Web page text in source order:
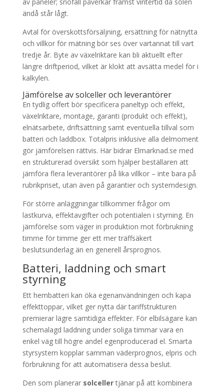
ändå står lågt.
Avtal för överskottsförsäljning, ersättning för nätnytta
och villkor för mätning bör ses över vartannat till vart
tredje år. Byte av växelriktare kan bli aktuellt efter
längre driftperiod, vilket är klokt att avsätta medel för i
kalkylen.
Jämförelse av solceller och leverantörer
En tydlig offert bör specificera paneltyp och effekt,
växelriktare, montage, garanti (produkt och effekt),
elnätsarbete, driftsättning samt eventuella tillval som
batteri och laddbox. Totalpris inklusive alla delmoment
gör jämförelsen rättvis. Här bidrar Elmarknad.se med
en strukturerad översikt som hjälper beställaren att
jämföra flera leverantörer på lika villkor – inte bara på
rubrikpriset, utan även på garantier och systemdesign.
För större anläggningar tillkommer frågor om
lastkurva, effektavgifter och potentialen i styrning. En
jämförelse som väger in produktion mot förbrukning
timme för timme ger ett mer träffsäkert
beslutsunderlag än en generell årsprognos.
Batteri, laddning och smart
styrning
Ett hembatteri kan öka egenanvändningen och kapa
effekttoppar, vilket ger nytta där tariffstrukturen
premierar lägre samtidiga effekter. För elbilsägare kan
schemalagd laddning under soliga timmar vara en
enkel väg till högre andel egenproducerad el. Smarta
styrsystem kopplar samman väderprognos, elpris och
förbrukning för att automatisera dessa beslut.
Den som planerar solcellertjänar på att kombinera